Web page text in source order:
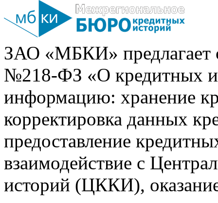
ЗАО «МБКИ» предлагает
№218-ФЗ «О кредитных
информацию: хранение
корректировка данных
предоставление
взаимодействие с
историй (ЦККИ),